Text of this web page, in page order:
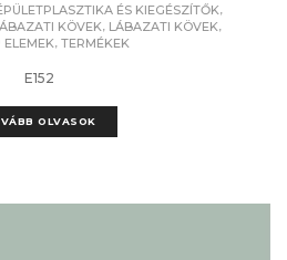
ÉS KIEGÉSZÍTŐK,
KÖVEK, LÁBAZATI KÖVEK,
ELEMEK, TERMÉKEK
E152
OLVASOK